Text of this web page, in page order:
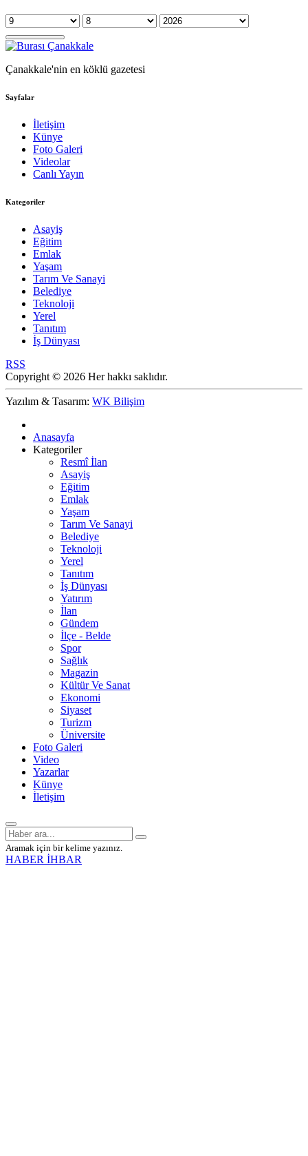
Çanakkale'nin en köklü gazetesi
Sayfalar
İletişim
Künye
Foto Galeri
Videolar
Canlı Yayın
Kategoriler
Asayiş
Eğitim
Emlak
Yaşam
Tarım Ve Sanayi
Belediye
Teknoloji
Yerel
Tanıtım
İş Dünyası
RSS
Copyright © 2026 Her hakkı saklıdır.
Yazılım & Tasarım: WK Bilişim
Anasayfa
Kategoriler
Resmî İlan
Asayiş
Eğitim
Emlak
Yaşam
Tarım Ve Sanayi
Belediye
Teknoloji
Yerel
Tanıtım
İş Dünyası
Yatırım
İlan
Gündem
İlçe - Belde
Spor
Sağlık
Magazin
Kültür Ve Sanat
Ekonomi
Siyaset
Turizm
Üniversite
Foto Galeri
Video
Yazarlar
Künye
İletişim
Aramak için bir kelime yazınız.
HABER İHBAR